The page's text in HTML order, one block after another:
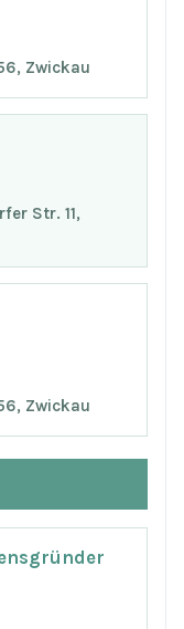
Zwickau
Str. 11,
Zwickau